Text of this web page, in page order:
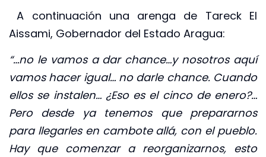
A continuación una arenga de Tareck El
Aissami, Gobernador del Estado Aragua:
“…no le vamos a dar chance…y nosotros aquí
vamos hacer igual… no darle chance. Cuando
ellos se instalen… ¿Eso es el cinco de enero?…
Pero desde ya tenemos que prepararnos
para llegarles en cambote allá, con el pueblo.
Hay que comenzar a reorganizarnos, esto